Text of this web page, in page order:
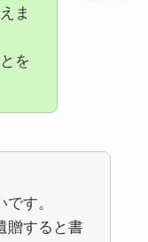
ま
を
す。
贈すると書